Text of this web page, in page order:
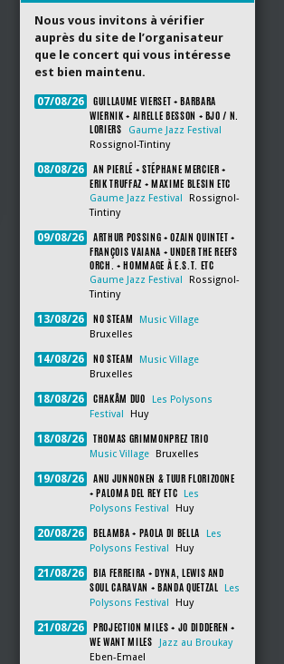
Nous vous invitons à vérifier
auprès du site de l’organisateur
que le concert qui vous intéresse
est bien maintenu.
07/08/26
GUILLAUME VIERSET + BARBARA
WIERNIK + AIRELLE BESSON + BJO / N.
LORIERS
Gaume Jazz Festival
Rossignol-Tintiny
08/08/26
AN PIERLÉ + STÉPHANE MERCIER +
ERIK TRUFFAZ + MAXIME BLESIN ETC
Gaume Jazz Festival
Rossignol-
Tintiny
09/08/26
ARTHUR POSSING + OZAIN QUINTET +
FRANÇOIS VAIANA + UNDER THE REEFS
ORCH. + HOMMAGE À E.S.T. ETC
Gaume Jazz Festival
Rossignol-
Tintiny
13/08/26 NO STEAM
Music Village
Bruxelles
14/08/26 NO STEAM
Music Village
Bruxelles
18/08/26 CHAKÂM DUO
Les Polysons
Festival
Huy
18/08/26 THOMAS GRIMMONPREZ TRIO
Music Village Bruxelles
19/08/26
ANU JUNNONEN & TUUR FLORIZOONE
+ PALOMA DEL REY ETC
Les
Polysons Festival
Huy
20/08/26 BELAMBA + PAOLA DI BELLA
Les
Polysons Festival
Huy
21/08/26
BIA FERREIRA + DYNA, LEWIS AND
SOUL CARAVAN + BANDA QUETZAL
Les
Polysons Festival
Huy
21/08/26
PROJECTION MILES + JO DIDDEREN +
WE WANT MILES
Jazz au Broukay
Eben-Emael